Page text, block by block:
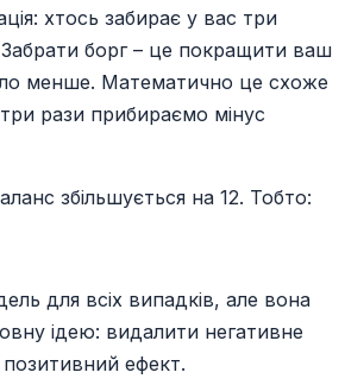
хтось забирає у вас три
Забрати борг – це покращити ваш
менше. Математично це схоже
рази прибираємо мінус
збільшується на 12. Тобто:
для всіх випадків, але вона
ідею: видалити негативне
ефект.